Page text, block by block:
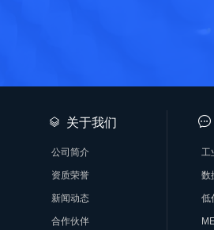
关于我们
公司简介
资质荣誉
新闻动态
合作伙伴
工
数
低